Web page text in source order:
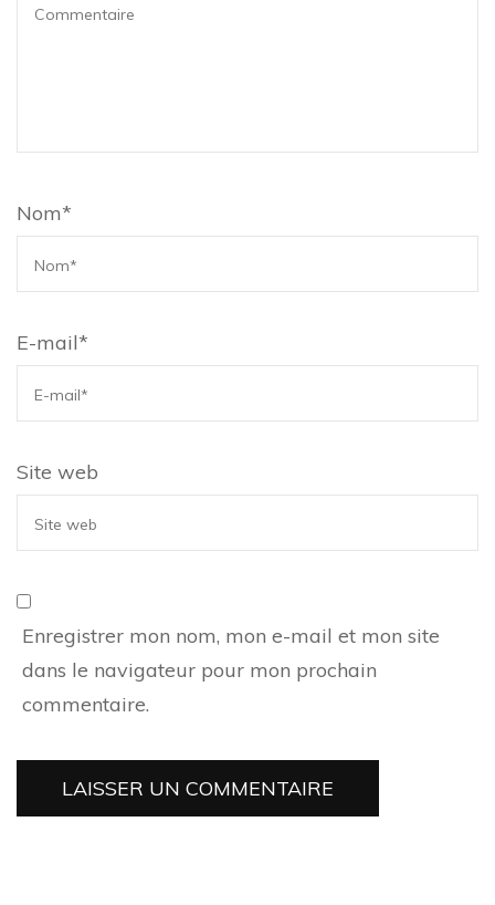
Nom*
E-mail*
Site web
Enregistrer mon nom, mon e-mail et mon site
dans le navigateur pour mon prochain
commentaire.